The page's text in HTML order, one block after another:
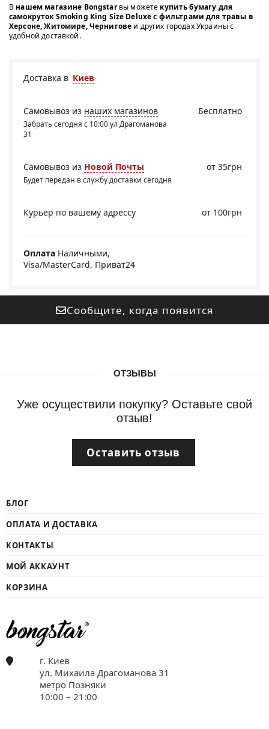
В нашем магазине Bongstarвы можете купить бумагу для
самокруток Smoking King Size Deluxe с фильтрами для травы в
Херсоне, Житомире, Чернигове и других городах Украины с
удобной доставкой.
Доставка в Киев
Бесплатно
Самовывоз из наших магазинов
Забрать сегодня с 10:00 ул Драгоманова
31
Самовывоз из Новой Почты
Будет передан в службу доставки сегодня
от 35грн
Курьер по вашему адрессу от 100грн
Оплата Наличными,
Visa/MasterCard, Приват24
Сообщите, когда появится
ОТЗЫВЫ
Уже осуществили покупку? Оставьте свой
отзыв!
Оставить отзыв
БЛОГ
ОПЛАТА И ДОСТАВКА
КОНТАКТЫ
МОЙ АККАУНТ
КОРЗИНА
г. Киев
ул. Михаила Драгоманова 31
метро Позняки
10:00 – 21:00